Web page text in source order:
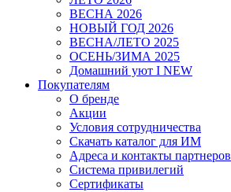
ВЕСНА 2026
НОВЫЙ ГОД 2026
ВЕСНА/ЛЕТО 2025
ОСЕНЬ/ЗИМА 2025
Домашний уют I NEW
Покупателям
О бренде
Акции
Условия сотрудничества
Скачать каталог для ИМ
Адреса и контакты партнеров
Система привилегий
Сертификаты